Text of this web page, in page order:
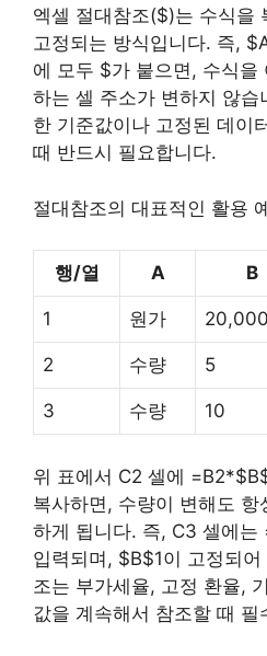
엑셀 절대참조($)는 수식을
고정되는 방식입니다. 즉,
에 모두 $가 붙으면, 수식을
하는 셀 주소가 변하지 않습
한 기준값이나 고정된 데이
때 반드시 필요합니다.
절대참조의 대표적인 활용
행/열 A B
1 원가 20,000
2 수량 5
3 수량 10
위 표에서 C2 셀에
복사하면, 수량이 변해도 항
하게 됩니다. 즉, C3 셀에
입력되며, $B$1이 고정되
조는 부가세율, 고정 환율,
값을 계속해서 참조할 때 필